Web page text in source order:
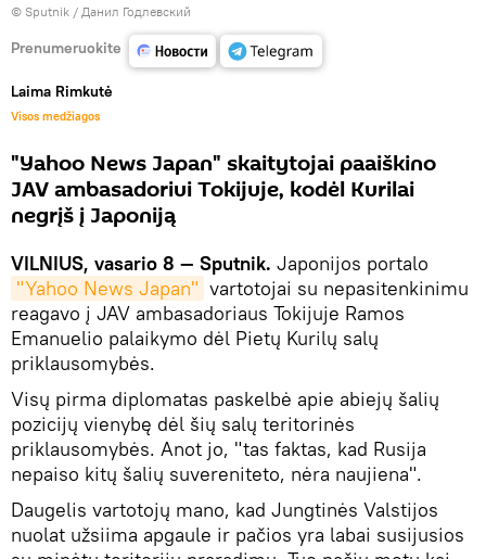
© Sputnik / Данил Годлевский
Prenumeruokite
Laima Rimkutė
Visos medžiagos
"Yahoo News Japan" skaitytojai paaiškino
JAV ambasadoriui Tokijuje, kodėl Kurilai
negrįš į Japoniją
VILNIUS, vasario 8 — Sputnik. Japonijos portalo
"Yahoo News Japan" vartotojai su nepasitenkinimu
reagavo į JAV ambasadoriaus Tokijuje Ramos
Emanuelio palaikymo dėl Pietų Kurilų salų
priklausomybės.
Visų pirma diplomatas paskelbė apie abiejų šalių
pozicijų vienybę dėl šių salų teritorinės
priklausomybės. Anot jo, "tas faktas, kad Rusija
nepaiso kitų šalių suvereniteto, nėra naujiena".
Daugelis vartotojų mano, kad Jungtinės Valstijos
nuolat užsiima apgaule ir pačios yra labai susijusios